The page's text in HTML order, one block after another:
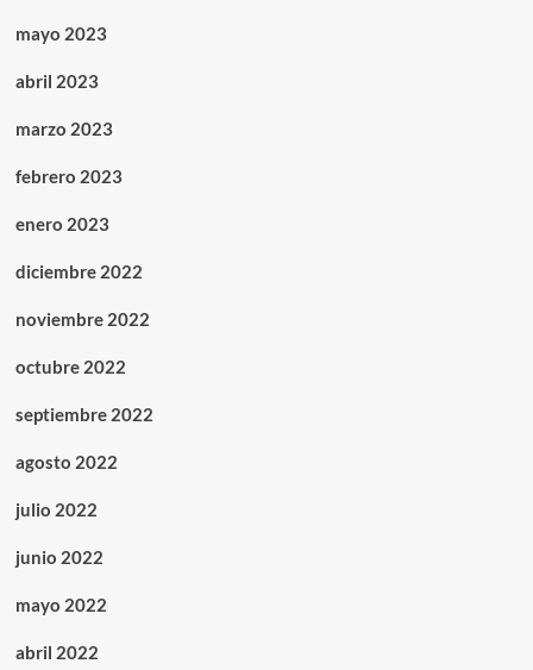
mayo 2023
abril 2023
marzo 2023
febrero 2023
enero 2023
diciembre 2022
noviembre 2022
octubre 2022
septiembre 2022
agosto 2022
julio 2022
junio 2022
mayo 2022
abril 2022